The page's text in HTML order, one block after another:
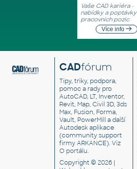
Vaše CAD kariéra -
nabídky a poptávky
pracovních pozic
Více info
CADfórum
Tipy, triky, podpora,
pomoc a rady pro
AutoCAD, LT, Inventor,
Revit, Map, Civil 3D, 3ds
Max, Fusion, Forma,
Vault, PowerMill a další
Autodesk aplikace
(community support
firmy ARKANCE). Viz
O portálu.
Copyright © 2026 |